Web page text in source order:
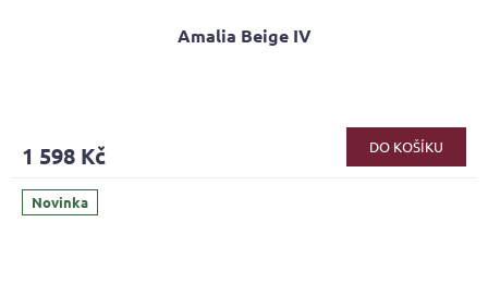
Amalia Beige IV
1 598 Kč DO KOŠÍKU
Novinka